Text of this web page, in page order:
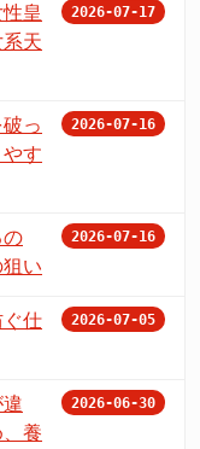
皇
天
2026-07-17
っ
す
2026-07-16
い
2026-07-16
仕
2026-07-05
養
2026-06-30